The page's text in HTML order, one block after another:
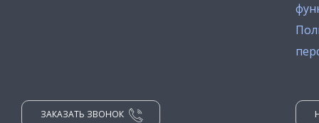
ЗАКАЗАТЬ ЗВОНОК